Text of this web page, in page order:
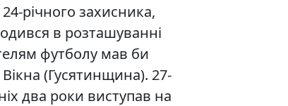
річного захисника,
в розташуванні
футболу мав би
(Гусятинщина). 27-
два роки виступав на